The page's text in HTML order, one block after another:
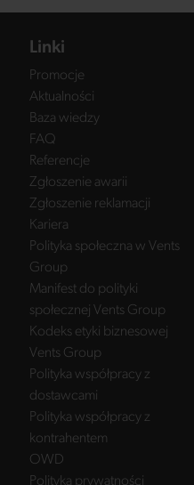
Linki
Promocje
Aktualności
Baza wiedzy
FAQ
Referencje
Zgłoszenie awarii
Zgłoszenie reklamacji
Kariera
Polityka społeczna w Vents
Group
Manifest do polityki
społecznej Vents Group
Kodeks etyki biznesowej
Vents Group
Polityka współpracy z
dostawcami
Polityka współpracy z
kontrahentem
OWD
Polityka prywatności